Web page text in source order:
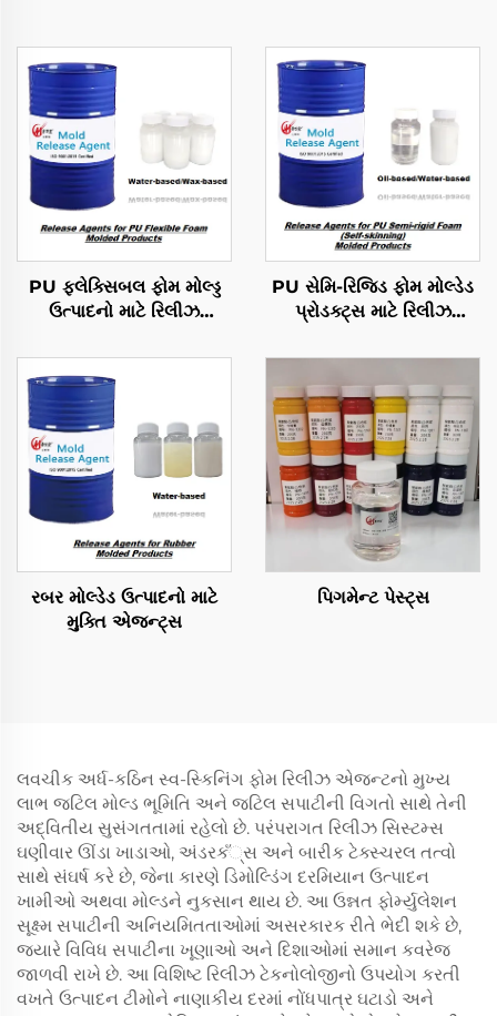
PU ફ્લેક્સિબલ ફોમ મોલ્ડ્ડ
ઉત્પાદનો માટે રિલીઝ
PU સેમિ-રિજિડ ફોમ મોલ્ડેડ
પ્રોડક્ટ્સ માટે રિલીઝ
રબર મોલ્ડેડ ઉત્પાદનો માટે
મુક્તિ એજન્ટ્સ
પિગમેન્ટ પેસ્ટ્સ
લવચીક અર્ધ-કઠિન સ્વ-સ્કિનિંગ ફોમ રિલીઝ એજન્ટનો મુખ્ય
લાભ જટિલ મોલ્ડ ભૂમિતિ અને જટિલ સપાટીની વિગતો સાથે તેની
અદ્વિતીય સુસંગતતામાં રહેલો છે. પરંપરાગત રિલીઝ સિસ્ટમ્સ
ઘણીવાર ઊંડા ખાડાઓ, અંડરકั્સ અને બારીક ટેક્સ્ચરલ તત્વો
સાથે સંઘર્ષ કરે છે, જેના કારણે ડિમોલ્ડિંગ દરમિયાન ઉત્પાદન
ખામીઓ અથવા મોલ્ડને નુકસાન થાય છે. આ ઉન્નત ફોર્મ્યુલેશન
સૂક્ષ્મ સપાટીની અનિયમિતતાઓમાં અસરકારક રીતે ભેદી શકે છે,
જ્યારે વિવિધ સપાટીના ખૂણાઓ અને દિશાઓમાં સમાન કવરેજ
જાળવી રાખે છે. આ વિશિષ્ટ રિલીઝ ટેકનોલોજીનો ઉપયોગ કરતી
વખતે ઉત્પાદન ટીમોને નાણાકીય દરમાં નોંધપાત્ર ઘટાડો અને